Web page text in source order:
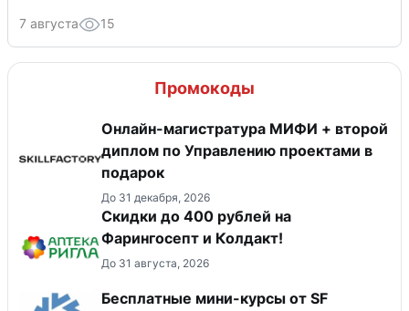
7 августа 15
Промокоды
Онлайн-магистратура МИФИ + второй
диплом по Управлению проектами в
подарок
До 31 декабря, 2026
Скидки до 400 рублей на
Фарингосепт и Колдакт!
До 31 августа, 2026
Бесплатные мини-курсы от SF